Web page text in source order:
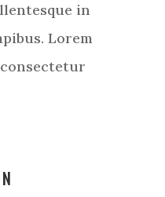
in
Lorem